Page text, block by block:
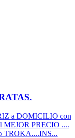
a DOMICILIO con
PRECIO ....
TROKA....INS...